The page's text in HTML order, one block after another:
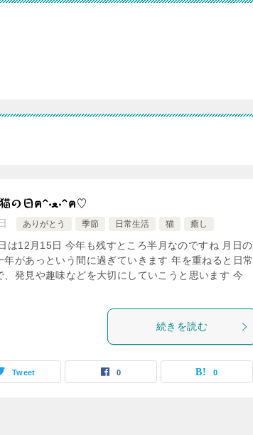
15日は七花ファーム猫の日ฅ^•ﻌ•^ฅ♡
ありがとう 季節 日常生活 猫 癒し
は12月15日 今年も残すところ半月なのですね 月日の
があっという間に過ぎていきます 年を重ねると日常
、発見や趣味などを大切にしていこうと思います 今
続きを読む
Tweet 0 0